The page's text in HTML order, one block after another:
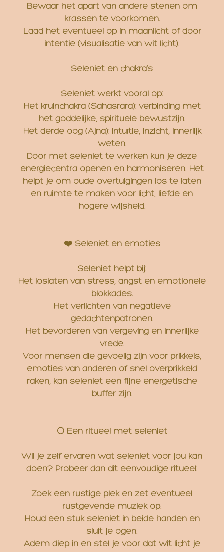
Bewaar het apart van andere stenen om
krassen te voorkomen.
Laad het eventueel op in maanlicht of door
intentie (visualisatie van wit licht).
Seleniet en chakra’s
Seleniet werkt vooral op:
Het kruinchakra (Sahasrara): verbinding met
het goddelijke, spirituele bewustzijn.
Het derde oog (Ajna): intuïtie, inzicht, innerlijk
weten.
Door met seleniet te werken kun je deze
energiecentra openen en harmoniseren. Het
helpt je om oude overtuigingen los te laten
en ruimte te maken voor licht, liefde en
hogere wijsheid.
❤️ Seleniet en emoties
Seleniet helpt bij:
Het loslaten van stress, angst en emotionele
blokkades.
Het verlichten van negatieve
gedachtenpatronen.
Het bevorderen van vergeving en innerlijke
vrede.
Voor mensen die gevoelig zijn voor prikkels,
emoties van anderen of snel overprikkeld
raken, kan seleniet een fijne energetische
buffer zijn.
🌕 Een ritueel met seleniet
Wil je zelf ervaren wat seleniet voor jou kan
doen? Probeer dan dit eenvoudige ritueel:
Zoek een rustige plek en zet eventueel
rustgevende muziek op.
Houd een stuk seleniet in beide handen en
sluit je ogen.
Adem diep in en stel je voor dat wit licht je